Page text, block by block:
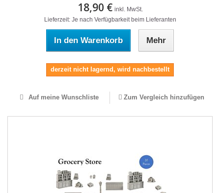
18,90 € inkl. MwSt.
Lieferzeit: Je nach Verfügbarkeit beim Lieferanten
In den Warenkorb Mehr
derzeit nicht lagernd, wird nachbestellt
Auf meine Wunschliste Zum Vergleich hinzufügen